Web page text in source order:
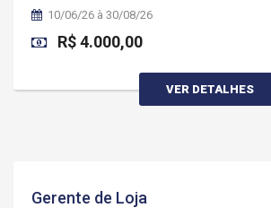
10/06/26 à 30/08/26
R$ 4.000,00
VER DETALHES
Gerente de Loja